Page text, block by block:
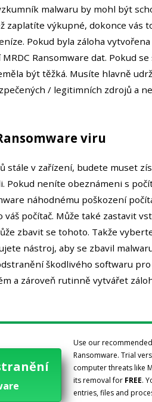
malwaru by mohl být
zaplatíte výkupné, dokonce vás
Pokud byla záloha
Ransomware dat. Pokud
být těžká. Musíte hlavně
/ legitimních zdrojů a
viru
stále v zařízení, budete muset
Pokud neníte obeznámeni s
náhodnému poškození
počítač. Může také zastavit
zbavit se tohoto. Takže
nástroj, aby se zbavil
škodlivého softwaru
a zároveň rutinně vytvářet
Use our
Ransomware. Trial
computer threats like
its removal for FREE.
entries, files and